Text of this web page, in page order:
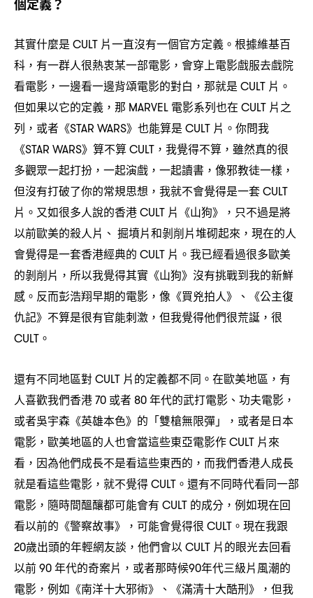
個定義？
其實什麼是 CULT 片一直沒有一個官方定義。根據維基百
科 ， 有一群人很熱衷某一部電影 ， 會穿上電影戲服去戲院
看電影 ， 一邊看一邊背頌電影的對白 ， 那就是 CULT 片。
但如果以它的定義 ， 那 MARVEL 電影系列也在 CULT 片之
列 ， 或者《STAR WARS》也能算是 CULT 片。你問我
《STAR WARS》算不算CULT， 我覺得不算 ， 雖然真的很
多觀眾一起打扮 ， 一起演戲 ， 一起讀書 ， 像邪教徒一樣 ，
但沒有打破了你的常規思想 ， 我就不會覺得是一套CULT
片。又如很多人說的香港CULT 片《山狗》 ， 只不過是將
以前歐美的殺人片、 掘墳片和剝削片堆砌起來 ， 現在的人
會覺得是一套香港經典的 CULT 片。我已經看過很多歐美
的剝削片 ， 所以我覺得其實《山狗》沒有挑戰到我的新鮮
感。反而彭浩翔早期的電影 ， 像《買兇拍人》、《公主復
仇記》不算是很有官能刺激 ， 但我覺得他們很荒誕 ， 很
CULT 。
還有不同地區對CULT 片的定義都不同。在歐美地區 ， 有
人喜歡我們香港70 或者 80年代的武打電影、功夫電影 ，
或者吳宇森《英雄本色》的「雙槍無限彈」 ， 或者是日本
電影 ， 歐美地區的人也會當這些東亞電影作CULT 片來
看 ， 因為他們成長不是看這些東西的 ， 而我們香港人成長
就是看這些電影 ， 就不覺得CULT 。還有不同時代看同一部
電影 ， 隨時間醞釀都可能會有 CULT 的成分 ， 例如現在回
看以前的《警察故事》
， 可能會覺得很 CULT 。現在我跟
20歲出頭的年輕網友談 ， 他們會以CULT 片的眼光去回看
以前90年代的奇案片 ， 或者那時候90年代三級片風潮的
電影 ， 例如《南洋十大邪術》、《滿清十大酷刑》 ， 但我